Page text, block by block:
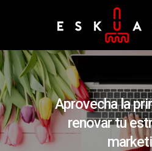
Aprovecha la
renovar tu